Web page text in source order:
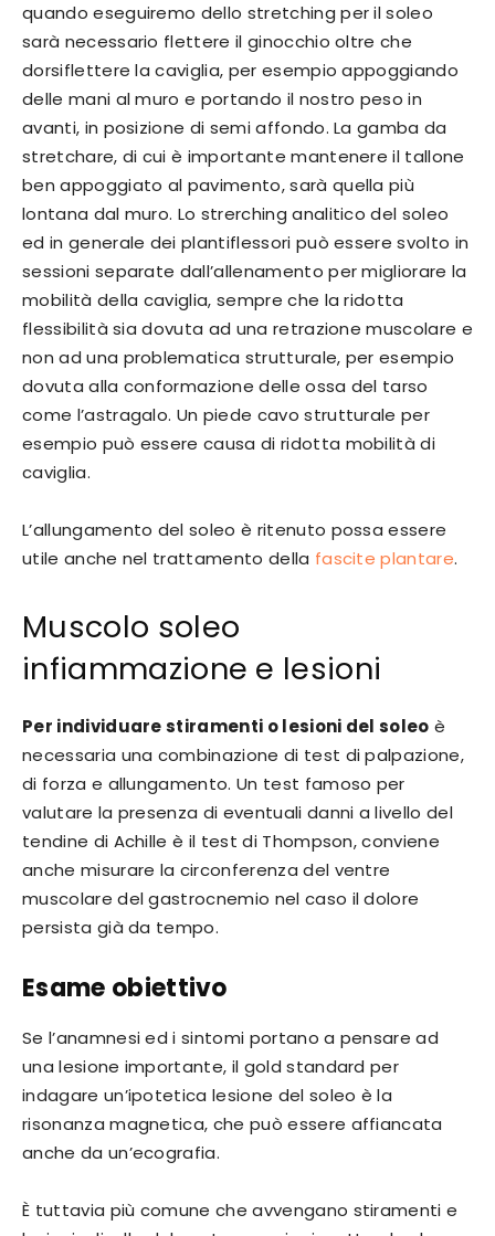
quando eseguiremo dello stretching per il soleo
sarà necessario flettere il ginocchio oltre che
dorsiflettere la caviglia, per esempio appoggiando
delle mani al muro e portando il nostro peso in
avanti, in posizione di semi affondo. La gamba da
stretchare, di cui è importante mantenere il tallone
ben appoggiato al pavimento, sarà quella più
lontana dal muro. Lo strerching analitico del soleo
ed in generale dei plantiflessori può essere svolto in
sessioni separate dall’allenamento per migliorare la
mobilità della caviglia, sempre che la ridotta
flessibilità sia dovuta ad una retrazione muscolare e
non ad una problematica strutturale, per esempio
dovuta alla conformazione delle ossa del tarso
come l’astragalo. Un piede cavo strutturale per
esempio può essere causa di ridotta mobilità di
caviglia.
L’allungamento del soleo è ritenuto possa essere
utile anche nel trattamento della fascite plantare.
Muscolo soleo
infiammazione e lesioni
Per individuare stiramenti o lesioni del soleo è
necessaria una combinazione di test di palpazione,
di forza e allungamento. Un test famoso per
valutare la presenza di eventuali danni a livello del
tendine di Achille è il test di Thompson, conviene
anche misurare la circonferenza del ventre
muscolare del gastrocnemio nel caso il dolore
persista già da tempo.
Esame obiettivo
Se l’anamnesi ed i sintomi portano a pensare ad
una lesione importante, il gold standard per
indagare un’ipotetica lesione del soleo è la
risonanza magnetica, che può essere affiancata
anche da un’ecografia.
È tuttavia più comune che avvengano stiramenti e